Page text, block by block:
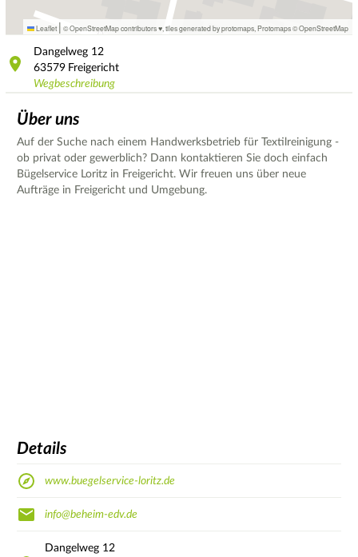
Leaflet | © OpenStreetMap contributors ♥, tiles generated by protomaps Protomaps©OpenStreetMap
Dangelweg 12
63579 Freigericht
Wegbeschreibung
Über uns
Auf der Suche nach einem Handwerksbetrieb für Textilreinigung -
ob privat oder gewerblich? Dann kontaktieren Sie doch einfach
Bügelservice Loritz in Freigericht. Wir freuen uns über neue
Aufträge in Freigericht und Umgebung.
Details
www.buegelservice-loritz.de
info@beheim-edv.de
Dangelweg 12